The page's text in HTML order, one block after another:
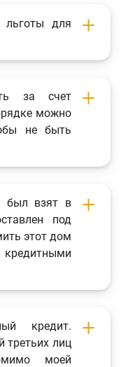
льготы для
за счет
можно
не быть
был взят в
под
этот дом
кредит.
третьих лиц
моей